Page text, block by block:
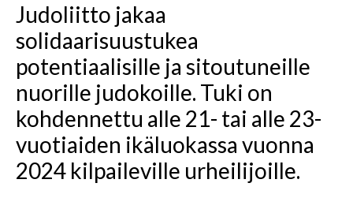
Judoliitto jakaa
solidaarisuustukea
potentiaalisille ja sitoutuneille
nuorille judokoille. Tuki on
kohdennettu alle 21- tai alle 23-
vuotiaiden ikäluokassa vuonna
2024 kilpaileville urheilijoille.